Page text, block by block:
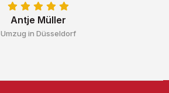
Antje Müller
Umzug in Düsseldorf